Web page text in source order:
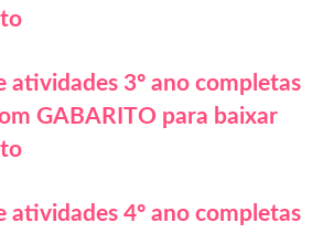
atividades 3º ano completas
GABARITO para baixar
atividades 4º ano completas